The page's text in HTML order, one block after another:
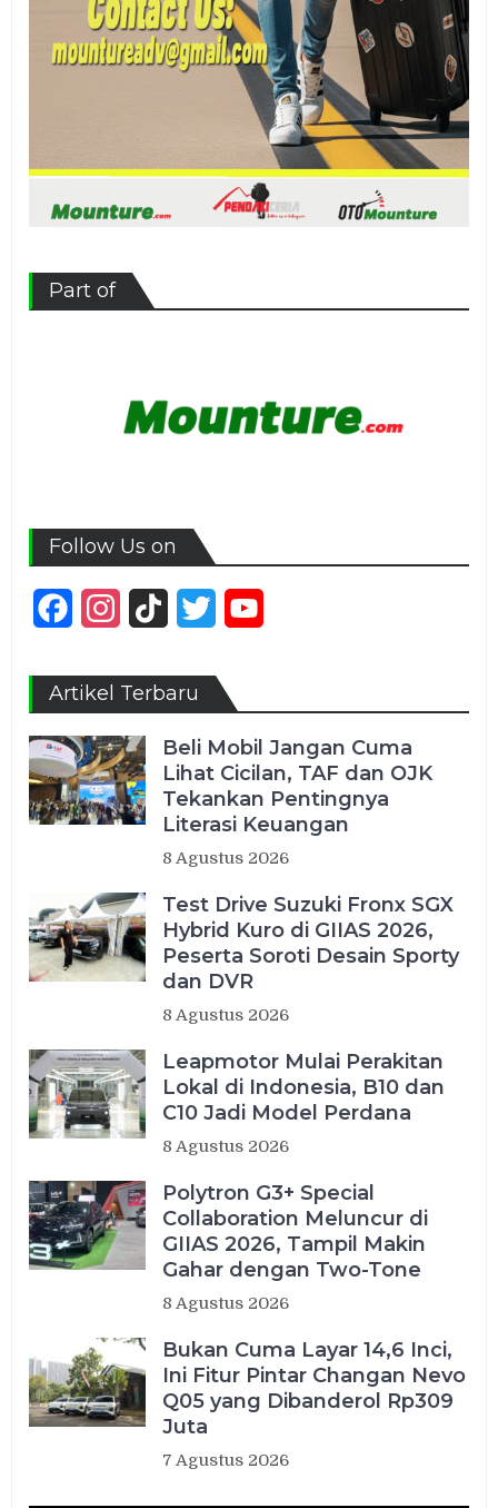
Part of
Follow Us on
FacebookInstagram
TikTok Twitter
Artikel Terbaru
Beli Mobil Jangan Cuma
Lihat Cicilan, TAF dan OJK
Tekankan Pentingnya
Literasi Keuangan
8 Agustus 2026
Test Drive Suzuki Fronx SGX
Hybrid Kuro di GIIAS 2026,
Peserta Soroti Desain Sporty
dan DVR
8 Agustus 2026
Leapmotor Mulai Perakitan
Lokal di Indonesia, B10 dan
C10 Jadi Model Perdana
8 Agustus 2026
Polytron G3+ Special
Collaboration Meluncur di
GIIAS 2026, Tampil Makin
Gahar dengan Two-Tone
8 Agustus 2026
Bukan Cuma Layar 14,6 Inci,
Ini Fitur Pintar Changan Nevo
Q05 yang Dibanderol Rp309
Juta
7 Agustus 2026